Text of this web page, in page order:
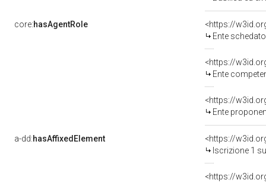
core:hasAgentRole
<https://
Ente schedatore del
<https://
Ente
<https://
Ente
a-dd:hasAffixedElement
<https://
Iscrizione 1
<https://